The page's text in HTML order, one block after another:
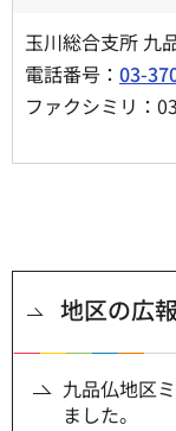
玉川総合支所 九
電話番号： 03-
ファクシミリ：
地区の広
九品仏地区
ました。